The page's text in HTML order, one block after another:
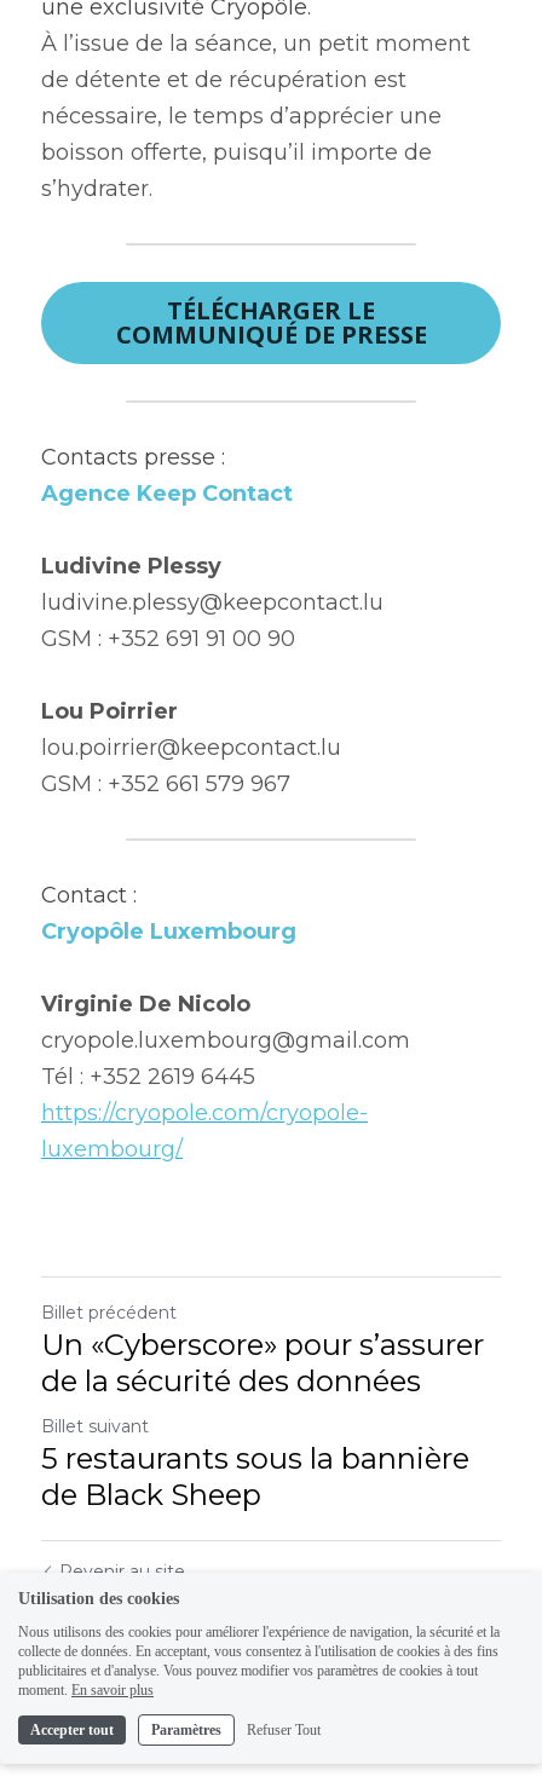
une exclusivité Cryopôle.
À l’issue de la séance, un petit moment
de détente et de récupération est
nécessaire, le temps d’apprécier une
boisson offerte, puisqu’il importe de
s’hydrater.
TÉLÉCHARGER LE
COMMUNIQUÉ DE PRESSE
Contacts presse :
Agence Keep Contact
Ludivine Plessy
ludivine.plessy@keepcontact.lu
GSM : +352 691 91 00 90
Lou Poirrier
lou.poirrier@keepcontact.lu
GSM : +352 661 579 967
Contact :
Cryopôle Luxembourg
Virginie De Nicolo
cryopole.luxembourg@gmail.com
Tél : +352 2619 6445
https://cryopole.com/cryopole-
luxembourg/
Billet précédent
Un «Cyberscore» pour s’assurer
de la sécurité des données
Billet suivant
5 restaurants sous la bannière
de Black Sheep
Revenir au site
Utilisation des cookies
Nous utilisons des cookies pour améliorer l'expérience de navigation, la sécurité et la
collecte de données. En acceptant, vous consentez à l'utilisation de cookies à des fins
publicitaires et d'analyse. Vous pouvez modifier vos paramètres de cookies à tout
moment. En savoir plus
Accepter tout Paramètres Refuser Tout